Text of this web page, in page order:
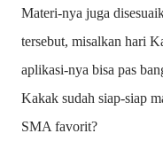
Materi-nya juga disesuaikan dengan kegiatan yang ada di bulan
tersebut, misalkan hari
aplikasi-nya bisa pas
Kakak sudah siap-siap
SMA favorit?